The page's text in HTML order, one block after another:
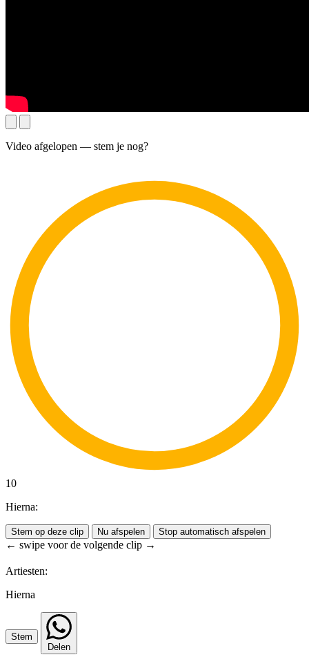
Video afgelopen — stem je nog?
10
Hierna:
Stem op deze clip Nu afspelen Stop automatisch afspelen
← swipe voor de volgende clip →
Artiesten:
Hierna
Stem
Delen